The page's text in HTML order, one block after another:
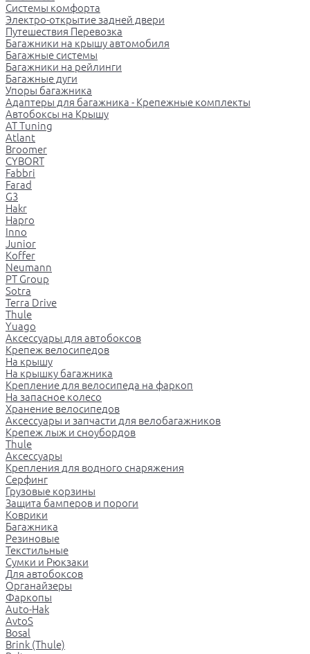
Системы комфорта
Электро-открытие задней двери
Путешествия Перевозка
Багажники на крышу автомобиля
Багажные системы
Багажники на рейлинги
Багажные дуги
Упоры багажника
Адаптеры для багажника - Крепежные комплекты
Автобоксы на Крышу
AT Tuning
Atlant
Broomer
CYBORT
Fabbri
Farad
G3
Hakr
Hapro
Inno
Junior
Koffer
Neumann
PT Group
Sotra
Terra Drive
Thule
Yuago
Аксессуары для автобоксов
Крепеж велосипедов
На крышу
На крышку багажника
Крепление для велосипеда на фаркоп
На запасное колесо
Хранение велосипедов
Аксессуары и запчасти для велобагажников
Крепеж лыж и сноубордов
Thule
Аксессуары
Крепления для водного снаряжения
Серфинг
Грузовые корзины
Защита бамперов и пороги
Коврики
Багажника
Резиновые
Текстильные
Сумки и Рюкзаки
Для автобоксов
Органайзеры
Фаркопы
Auto-Hak
AvtoS
Bosal
Brink (Thule)